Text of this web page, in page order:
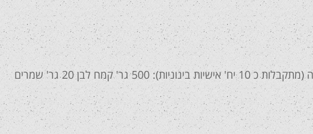
פוקצ'ות אישיות בטופינג ירקות אנטיפסטי ומוצרלה (מתקבלות כ 10 יח' אישיות בינוניות): 500 גר' קמח לבן 20 גר' שמרים